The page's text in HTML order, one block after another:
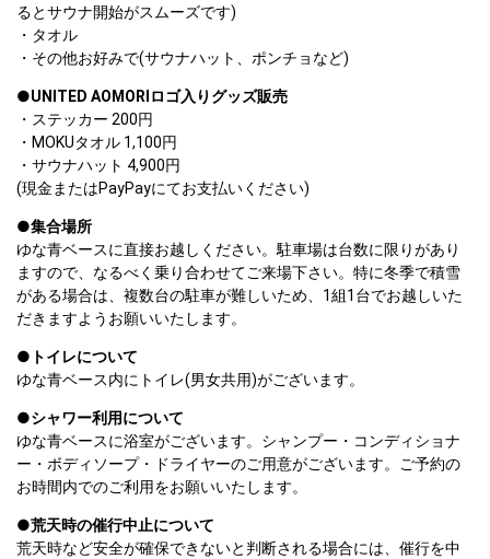
るとサウナ開始がスムーズです)
・タオル
・その他お好みで(サウナハット、ポンチョなど)
●UNITED AOMORIロゴ入りグッズ販売
・ステッカー 200円
・MOKUタオル 1,100円
・サウナハット 4,900円
(現金またはPayPayにてお支払いください)
●集合場所
ゆな青ベースに直接お越しください。駐車場は台数に限りがあり
ますので、なるべく乗り合わせてご来場下さい。特に冬季で積雪
がある場合は、複数台の駐車が難しいため、1組1台でお越しいた
だきますようお願いいたします。
●トイレについて
ゆな青ベース内にトイレ(男女共用)がございます。
●シャワー利用について
ゆな青ベースに浴室がございます。シャンプー・コンディショナ
ー・ボディソープ・ドライヤーのご用意がございます。ご予約の
お時間内でのご利用をお願いいたします。
●荒天時の催行中止について
荒天時など安全が確保できないと判断される場合には、催行を中